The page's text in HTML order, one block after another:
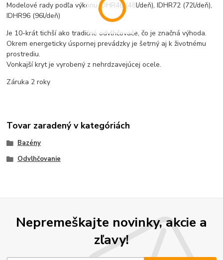
Modelové rady podľa výkonu IDHR48 (48l/deň), IDHR72 (72l/deň),
IDHR96 (96l/deň)
Je 10-krát tichší ako tradičné odvlhčovače, čo je značná výhoda.
Okrem energeticky úspornej prevádzky je šetrný aj k životnému
prostrediu.
Vonkajší kryt je vyrobený z nehrdzavejúcej ocele.
Záruka 2 roky
Tovar zaradený v kategóriách
Bazény
Odvlhčovanie
Nepremeškajte novinky, akcie a
zľavy!